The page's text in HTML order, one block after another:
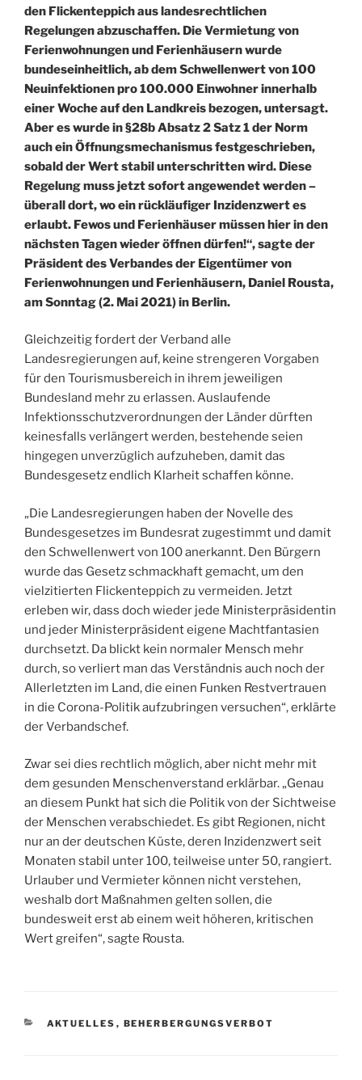
den Flickenteppich aus landesrechtlichen
Regelungen abzuschaffen. Die Vermietung von
Ferienwohnungen und Ferienhäusern wurde
bundeseinheitlich, ab dem Schwellenwert von 100
Neuinfektionen pro 100.000 Einwohner innerhalb
einer Woche auf den Landkreis bezogen, untersagt.
Aber es wurde in §28b Absatz 2 Satz 1 der Norm
auch ein Öffnungsmechanismus festgeschrieben,
sobald der Wert stabil unterschritten wird. Diese
Regelung muss jetzt sofort angewendet werden –
überall dort, wo ein rückläufiger Inzidenzwert es
erlaubt. Fewos und Ferienhäuser müssen hier in den
nächsten Tagen wieder öffnen dürfen!“, sagte der
Präsident des Verbandes der Eigentümer von
Ferienwohnungen und Ferienhäusern, Daniel Rousta,
am Sonntag (2. Mai 2021) in Berlin.
Gleichzeitig fordert der Verband alle
Landesregierungen auf, keine strengeren Vorgaben
für den Tourismusbereich in ihrem jeweiligen
Bundesland mehr zu erlassen. Auslaufende
Infektionsschutzverordnungen der Länder dürften
keinesfalls verlängert werden, bestehende seien
hingegen unverzüglich aufzuheben, damit das
Bundesgesetz endlich Klarheit schaffen könne.
„Die Landesregierungen haben der Novelle des
Bundesgesetzes im Bundesrat zugestimmt und damit
den Schwellenwert von 100 anerkannt. Den Bürgern
wurde das Gesetz schmackhaft gemacht, um den
vielzitierten Flickenteppich zu vermeiden. Jetzt
erleben wir, dass doch wieder jede Ministerpräsidentin
und jeder Ministerpräsident eigene Machtfantasien
durchsetzt. Da blickt kein normaler Mensch mehr
durch, so verliert man das Verständnis auch noch der
Allerletzten im Land, die einen Funken Restvertrauen
in die Corona-Politik aufzubringen versuchen“, erklärte
der Verbandschef.
Zwar sei dies rechtlich möglich, aber nicht mehr mit
dem gesunden Menschenverstand erklärbar. „Genau
an diesem Punkt hat sich die Politik von der Sichtweise
der Menschen verabschiedet. Es gibt Regionen, nicht
nur an der deutschen Küste, deren Inzidenzwert seit
Monaten stabil unter 100, teilweise unter 50, rangiert.
Urlauber und Vermieter können nicht verstehen,
weshalb dort Maßnahmen gelten sollen, die
bundesweit erst ab einem weit höheren, kritischen
Wert greifen“, sagte Rousta.
KATEGORIEN
AKTUELLES , BEHERBERGUNGSVERBOT